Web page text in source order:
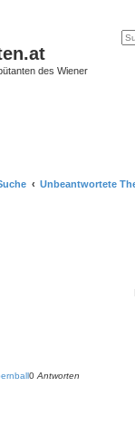
des Wiener
Unbeantwortete
0 Antworten